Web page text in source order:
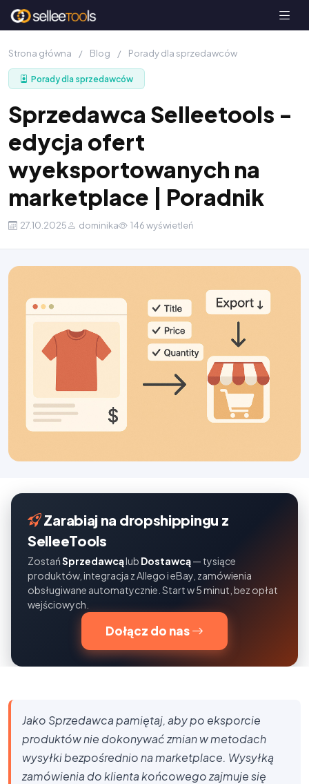
Strona główna / Blog / Porady dla sprzedawców
Porady dla sprzedawców
Sprzedawca Selleetools -
edycja ofert
wyeksportowanych na
marketplace | Poradnik
27.10.2025 dominika 146 wyświetleń
Zarabiaj na dropshippingu z
SelleeTools
ZostańSprzedawcąlub Dostawcą— tysiące
produktów, integracja z Allego i eBay, zamówienia
obsługiwane automatycznie. Start w 5 minut, bez opłat
wejściowych.
Dołącz do nas
Jako Sprzedawca pamiętaj, aby po eksporcie
produktów nie dokonywać zmian w metodach
wysyłki bezpośrednio na marketplace. Wysyłką
zamówienia do klienta końcowego zajmuje się